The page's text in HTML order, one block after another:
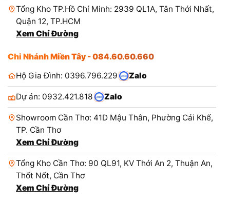
Tổng Kho TP.Hồ Chí Minh: 2939 QL1A, Tân Thới Nhất,
Quận 12, TP.HCM
Xem Chỉ Đường
Chi Nhánh Miền Tây - 084.60.60.660
Hộ Gia Đình: 0396.796.229
Zalo
Dự án: 0932.421.818 Zalo
Showroom Cần Thơ: 41D Mậu Thân, Phường Cái Khế,
TP. Cần Thơ
Xem Chỉ Đường
Tổng Kho Cần Thơ: 90 QL91, KV Thới An 2, Thuận An,
Thốt Nốt, Cần Thơ
Xem Chỉ Đường